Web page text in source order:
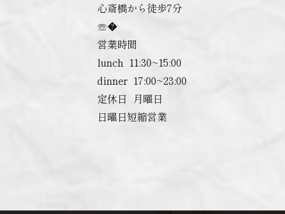
心斎橋から徒歩7分
☏�
営業時間
lunch ︎ 11:30~15:00
dinner ︎ 17:00~23:00
定休日 ︎ 月曜日
日曜日短縮営業